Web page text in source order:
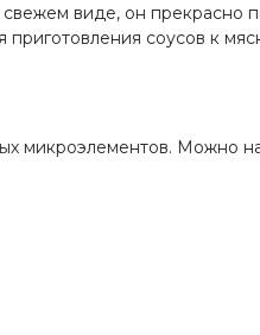
виде, он прекрасно
соусов к
микроэлементов. Можно